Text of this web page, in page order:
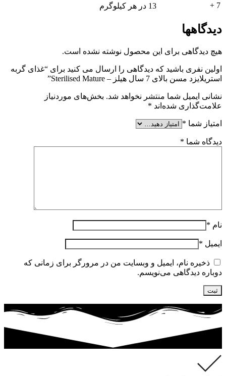
7 +
13 در هر کیلوگرم
دیدگاهها
هیچ دیدگاهی برای این محصول نوشته نشده است.
اولین نفری باشید که دیدگاهی را ارسال می کنید برای “غذای گربه
استریلایزد مسن بالای 7 سال هیلز – Sterilised Mature”
نشانی ایمیل شما منتشر نخواهد شد. بخش‌های موردنیاز
علامت‌گذاری شده‌اند *
امتیاز شما *
دیدگاه شما *
نام *
ایمیل *
ذخیره نام، ایمیل و وبسایت من در مرورگر برای زمانی که
دوباره دیدگاهی می‌نویسم.